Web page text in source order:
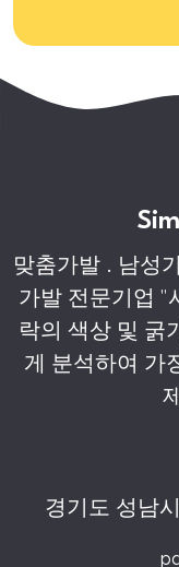
맞춤가발 . 남성
가발 전문기업 "
락의 색상 및 굵
게 분석하여 가
경기도 성남